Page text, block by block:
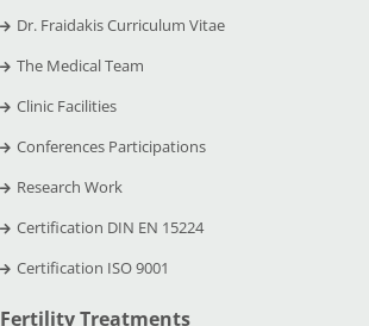
Dr. Fraidakis Curriculum Vitae
The Medical Team
Clinic Facilities
Conferences Participations
Research Work
Certification DIN EN 15224
Certification ISO 9001
Fertility Treatments